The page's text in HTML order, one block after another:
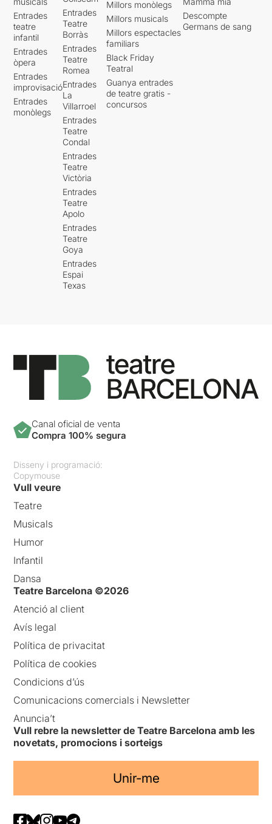
Entrades
teatre
infantil
Entrades
òpera
Entrades
improvisació
Entrades
monòlegs
Entrades
Teatre
Borràs
Entrades
Teatre
Romea
Entrades
La
Villarroel
Entrades
Teatre
Condal
Entrades
Teatre
Victòria
Entrades
Teatre
Apolo
Entrades
Teatre
Goya
Entrades
Espai
Texas
Millors monòlegs
Millors musicals
Millors espectacles
familiars
Black Friday
Teatral
Guanya entrades
de teatre gratis -
concursos
Descompte
Germans de sang
Canal oficial de venta
Compra 100% segura
Disseny i programació:
Copymouse
Vull veure
Teatre
Musicals
Humor
Infantil
Dansa
Teatre Barcelona ©2026
Atenció al client
Avís legal
Política de privacitat
Política de cookies
Condicions d’ús
Comunicacions comercials i Newsletter
Anuncia’t
Vull rebre la newsletter de Teatre Barcelona amb les
novetats, promocions i sorteigs
Unir-me